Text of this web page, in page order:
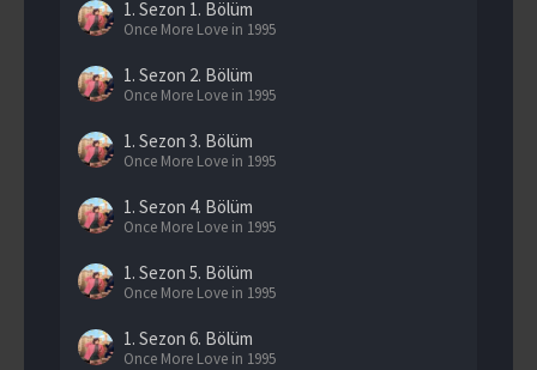
1. Sezon 1. Bölüm
Once More Love in 1995
1. Sezon 2. Bölüm
Once More Love in 1995
1. Sezon 3. Bölüm
Once More Love in 1995
1. Sezon 4. Bölüm
Once More Love in 1995
1. Sezon 5. Bölüm
Once More Love in 1995
1. Sezon 6. Bölüm
Once More Love in 1995